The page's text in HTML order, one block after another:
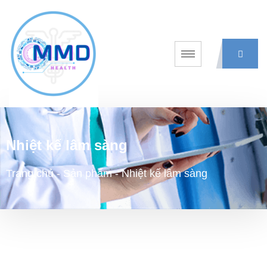
Nhiệt kế lâm sàng
Trang chủ - Sản phẩm - Nhiệt kế lâm sàng